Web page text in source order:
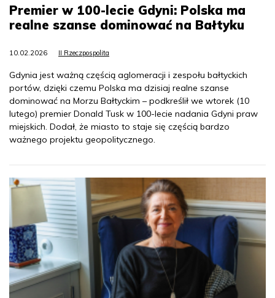
Premier w 100-lecie Gdyni: Polska ma
realne szanse dominować na Bałtyku
10.02.2026 II Rzeczpospolita
Gdynia jest ważną częścią aglomeracji i zespołu bałtyckich
portów, dzięki czemu Polska ma dzisiaj realne szanse
dominować na Morzu Bałtyckim – podkreślił we wtorek (10
lutego) premier Donald Tusk w 100-lecie nadania Gdyni praw
miejskich. Dodał, że miasto to staje się częścią bardzo
ważnego projektu geopolitycznego.